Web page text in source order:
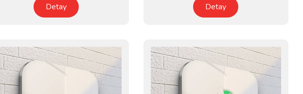
Detay Detay